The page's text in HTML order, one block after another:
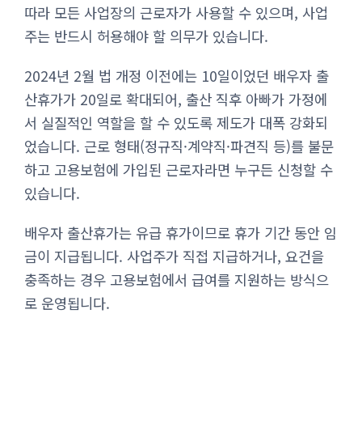
따라 모든 사업장의 근로자가 사용할 수 있으며, 사업
주는 반드시 허용해야 할 의무가 있습니다.
2024년 2월 법 개정 이전에는 10일이었던 배우자 출
산휴가가 20일로 확대되어, 출산 직후 아빠가 가정에
서 실질적인 역할을 할 수 있도록 제도가 대폭 강화되
었습니다. 근로 형태(정규직·계약직·파견직 등)를 불문
하고 고용보험에 가입된 근로자라면 누구든 신청할 수
있습니다.
배우자 출산휴가는 유급 휴가이므로 휴가 기간 동안 임
금이 지급됩니다. 사업주가 직접 지급하거나, 요건을
충족하는 경우 고용보험에서 급여를 지원하는 방식으
로 운영됩니다.